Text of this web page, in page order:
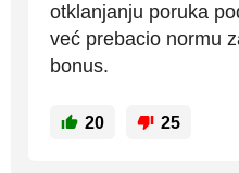
otklanjanju poruka
već prebacio normu
bonus.
20 25